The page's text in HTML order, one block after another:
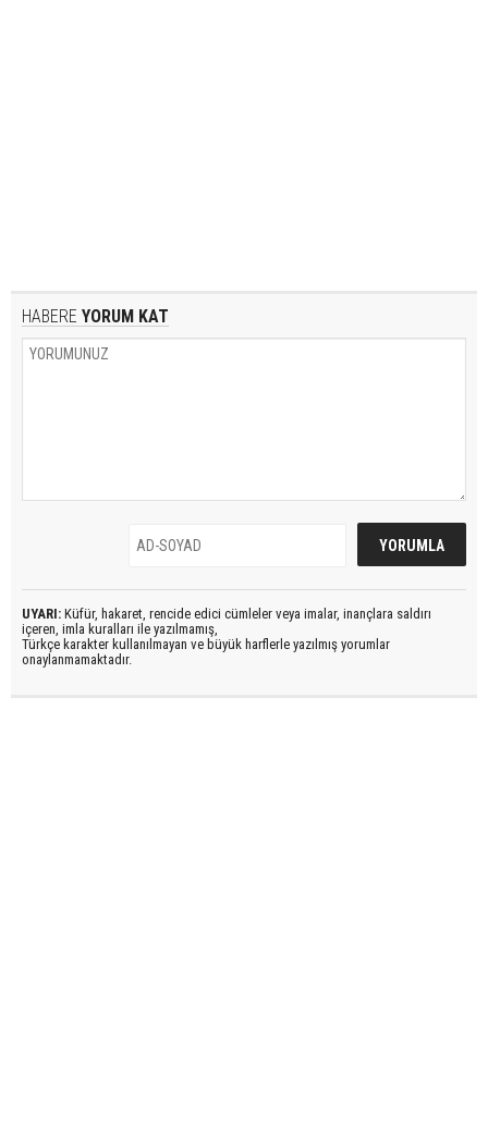
HABERE YORUM KAT
UYARI: Küfür, hakaret, rencide edici cümleler veya imalar, inançlara saldırı
içeren, imla kuralları ile yazılmamış,
Türkçe karakter kullanılmayan ve büyük harflerle yazılmış yorumlar
onaylanmamaktadır.